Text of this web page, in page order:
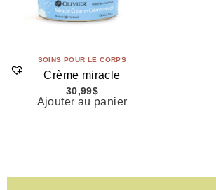
SOINS POUR LE CORPS
Crème miracle
30,99$
Ajouter au panier